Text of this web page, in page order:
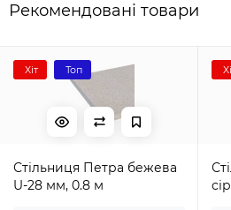
Рекомендовані товари
Хіт Топ
Стільниця Петра бежева
U-28 мм, 0.8 м